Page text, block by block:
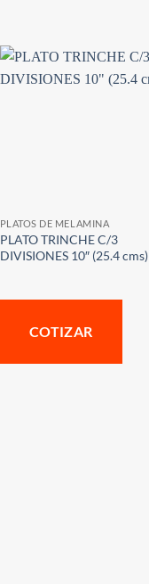
PLATOS DE MELAMINA
PLATO TRINCHE C/3
DIVISIONES 10″ (25.4 cms)
COTIZAR